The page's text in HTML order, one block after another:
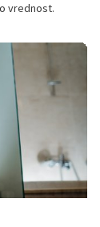
vrednost.